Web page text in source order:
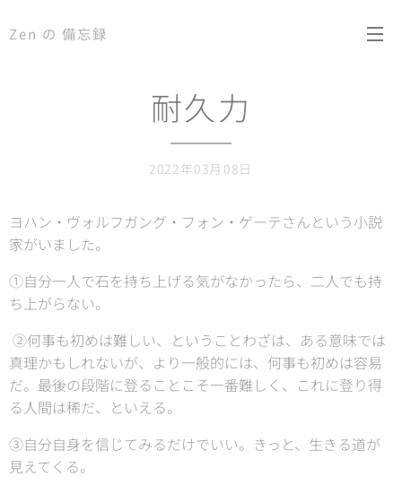
Zen の 備忘録
耐久力
2022年03月08日
ヨハン・ヴォルフガング・フォン・ゲーテさんという小説
家がいました。
①自分一人で石を持ち上げる気がなかったら、二人でも持
ち上がらない。
②何事も初めは難しい、ということわざは、ある意味では
真理かもしれないが、より一般的には、何事も初めは容易
だ。最後の段階に登ることこそ一番難しく、これに登り得
る人間は稀だ、といえる。
③自分自身を信じてみるだけでいい。きっと、生きる道が
見えてくる。